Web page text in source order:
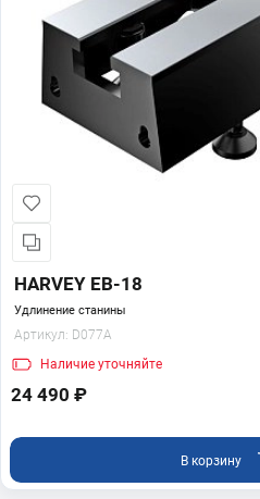
HARVEY EB-18
Удлинение станины
Артикул: D077A
Наличие уточняйте
24 490 ₽
В корзину